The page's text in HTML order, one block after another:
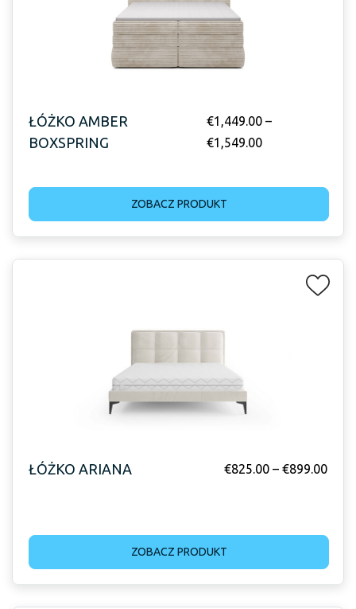
ŁÓŻKO AMBER
BOXSPRING
€1,449.00 –
€1,549.00
ZOBACZ PRODUKT
ŁÓŻKO ARIANA €825.00 – €899.00
ZOBACZ PRODUKT